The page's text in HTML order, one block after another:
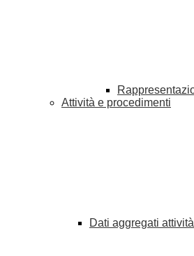
Attività e procedimenti
Dati aggregati